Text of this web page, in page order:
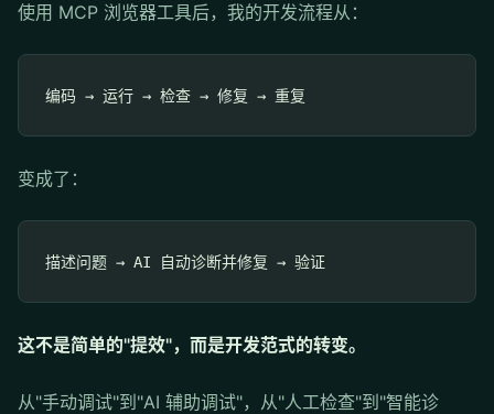
使用 MCP 浏览器工具后，我的开发流程从：
变成了：
这不是简单的"提效"，而是开发范式的转变。
从"手动调试"到"AI 辅助调试"，从"人工检查"到"智能诊